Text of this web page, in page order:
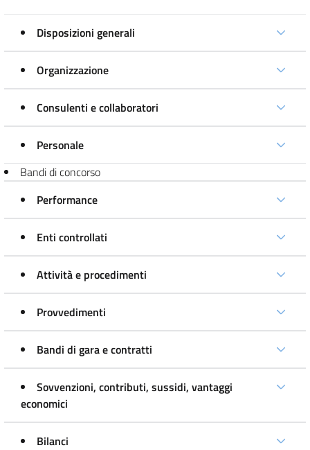
Disposizioni generali
Organizzazione
Consulenti e collaboratori
Personale
Bandi di concorso
Performance
Enti controllati
Attività e procedimenti
Provvedimenti
Bandi di gara e contratti
Sovvenzioni, contributi, sussidi, vantaggi
economici
Bilanci